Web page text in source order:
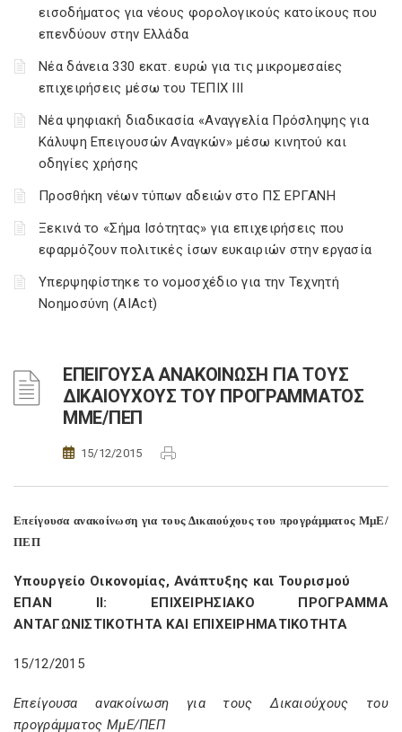
εισοδήματος για νέους φορολογικούς κατοίκους που
επενδύουν στην Ελλάδα
Νέα δάνεια 330 εκατ. ευρώ για τις μικρομεσαίες
επιχειρήσεις μέσω του ΤΕΠΙΧ ΙΙΙ
Νέα ψηφιακή διαδικασία «Αναγγελία Πρόσληψης για
Κάλυψη Επειγουσών Αναγκών» μέσω κινητού και
οδηγίες χρήσης
Προσθήκη νέων τύπων αδειών στο ΠΣ ΕΡΓΑΝΗ
Ξεκινά το «Σήμα Ισότητας» για επιχειρήσεις που
εφαρμόζουν πολιτικές ίσων ευκαιριών στην εργασία
Υπερψηφίστηκε το νομοσχέδιο για την Τεχνητή
Νοημοσύνη (AIAct)
ΕΠΕΙΓΟΥΣΑ ΑΝΑΚΟΙΝΩΣΗ ΓΙΑ ΤΟΥΣ
ΔΙΚΑΙΟΥΧΟΥΣ ΤΟΥ ΠΡΟΓΡΑΜΜΑΤΟΣ
ΜΜΕ/ΠΕΠ
15/12/2015
Επείγουσα ανακοίνωση για τους Δικαιούχους του προγράμματος ΜμΕ/
ΠΕΠ
Υπουργείο Οικονομίας, Ανάπτυξης και Τουρισμού
ΕΠΑΝ ΙΙ: ΕΠΙΧΕΙΡΗΣΙΑΚΟ ΠΡΟΓΡΑΜΜΑ
ΑΝΤΑΓΩΝΙΣΤΙΚΟΤΗΤΑ ΚΑΙ ΕΠΙΧΕΙΡΗΜΑΤΙΚΟΤΗΤΑ
15/12/2015
Επείγουσα ανακοίνωση για τους Δικαιούχους του
προγράμματος ΜμΕ/ΠΕΠ